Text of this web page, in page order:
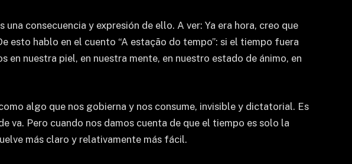
consecuencia y expresión de ello. A ver: Ya era hora, creo que
hablo en el cuento “A estação do tempo”: si el tiempo fuera
nuestra piel, en nuestra mente, en nuestro estado de ánimo, en
algo que nos gobierna y nos consume, invisible y dictatorial. Es
va. Pero cuando nos damos cuenta de que el tiempo es solo la
más claro y relativamente más fácil.